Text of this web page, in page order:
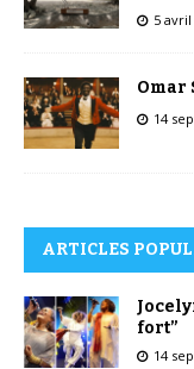
5 avril
Omar
14
ARTICLES
fort”
14